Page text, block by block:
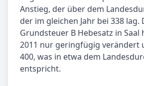
Anstieg, der über dem
der im gleichen Jahr bei 338 lag.
Grundsteuer B Hebesatz in Saal
2011 nur geringfügig verändert
400, was in etwa dem
entspricht.